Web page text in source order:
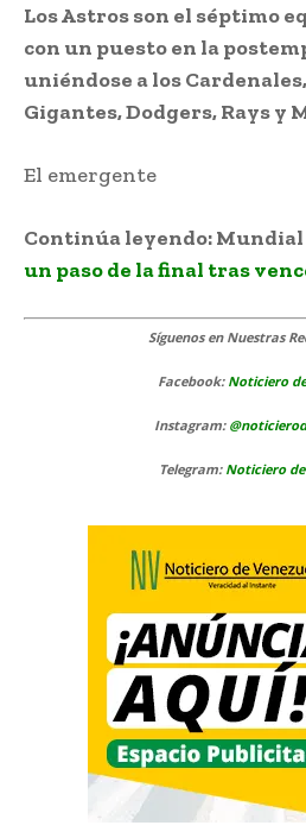
Los Astros son el séptimo
con un puesto en la
uniéndose a los
Gigantes, Dodgers, Rays y
El emergente
Continúa leyendo: Mundial
un paso de la final tras
Síguenosen Nuestras
Facebook: Noticiero
Instagram:
Telegram: Noticiero de